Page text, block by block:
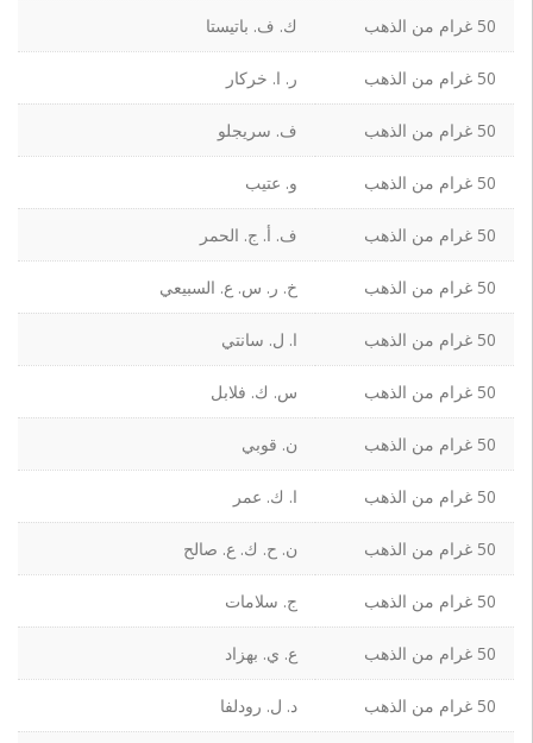
50 غرام من الذهب ك. ف. باتيستا
50 غرام من الذهب ر. ا. خركار
50 غرام من الذهب ف. سريجلو
50 غرام من الذهب و. عتيب
50 غرام من الذهب ف. أ. ج. الحمر
50 غرام من الذهب خ. ر. س. ع. السبيعي
50 غرام من الذهب ا. ل. سانتي
50 غرام من الذهب س. ك. فلابل
50 غرام من الذهب ن. قوبي
50 غرام من الذهب ا. ك. عمر
50 غرام من الذهب ن. ح. ك. ع. صالح
50 غرام من الذهب ج. سلامات
50 غرام من الذهب ع. ي. بهزاد
50 غرام من الذهب د. ل. رودلفا